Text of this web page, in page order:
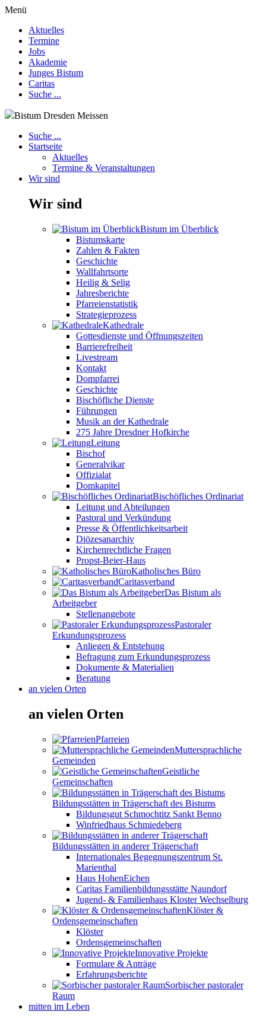
Menü
Aktuelles
Termine
Jobs
Akademie
Junges Bistum
Caritas
Suche ...
Bistum Dresden Meissen
Suche ...
Startseite
Aktuelles
Termine & Veranstaltungen
Wir sind
Wir sind
Bistum im Überblick
Bistumskarte
Zahlen & Fakten
Geschichte
Wallfahrtsorte
Heilig & Selig
Jahresberichte
Pfarreienstatistik
Strategieprozess
Kathedrale
Gottesdienste und Öffnungszeiten
Barrierefreiheit
Livestream
Kontakt
Dompfarrei
Geschichte
Bischöfliche Dienste
Führungen
Musik an der Kathedrale
275 Jahre Dresdner Hofkirche
Leitung
Bischof
Generalvikar
Offizialat
Domkapitel
Bischöfliches Ordinariat
Leitung und Abteilungen
Pastoral und Verkündung
Presse & Öffentlichkeitsarbeit
Diözesanarchiv
Kirchenrechtliche Fragen
Propst-Beier-Haus
Katholisches Büro
Caritasverband
Das Bistum als
Arbeitgeber
Stellenangebote
Pastoraler
Erkundungsprozess
Anliegen & Entstehung
Befragung zum Erkundungsprozess
Dokumente & Materialien
Beratung
an vielen Orten
an vielen Orten
Pfarreien
Muttersprachliche
Gemeinden
Geistliche
Gemeinschaften
Bildungsstätten in Trägerschaft des Bistums
Bildungsgut Schmochtitz Sankt Benno
Winfriedhaus Schmiedeberg
Bildungsstätten in anderer Trägerschaft
Internationales Begegnungszentrum St.
Marienthal
Haus HohenEichen
Caritas Familienbildungsstätte Naundorf
Jugend- & Familienhaus Kloster Wechselburg
Klöster &
Ordensgemeinschaften
Klöster
Ordensgemeinschaften
Innovative Projekte
Formulare & Anträge
Erfahrungsberichte
Sorbischer pastoraler
Raum
mitten im Leben